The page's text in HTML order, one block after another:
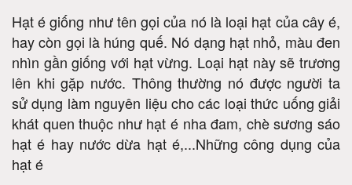
Hạt é giống như tên gọi của nó là loại hạt của cây é,
hay còn gọi là húng quế. Nó dạng hạt nhỏ, màu đen
nhìn gần giống với hạt vừng. Loại hạt này sẽ trương
lên khi gặp nước. Thông thường nó được người ta
sử dụng làm nguyên liệu cho các loại thức uống giải
khát quen thuộc như hạt é nha đam, chè sương sáo
hạt é hay nước dừa hạt é,...Những công dụng của
hạt é